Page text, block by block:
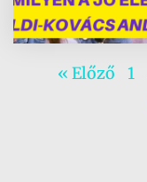
« Előző 1